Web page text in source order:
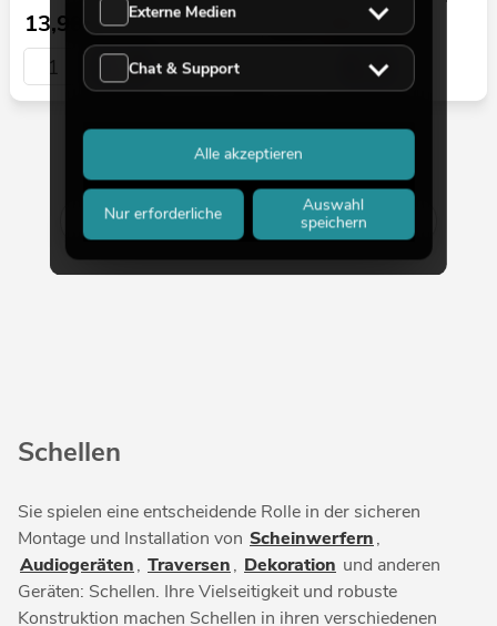
13,90€ 25,13
Mehr anzeigen
Schellen
Sie spielen eine entscheidende Rolle in der sicheren
Montage und Installation von Scheinwerfern,
Audiogeräten, Traversen, Dekoration und anderen
Geräten: Schellen. Ihre Vielseitigkeit und robuste
Konstruktion machen Schellen in ihren verschiedenen
Externe Medien
Chat & Support
Nur erforderliche
Auswahl
speichern
Alle akzeptieren